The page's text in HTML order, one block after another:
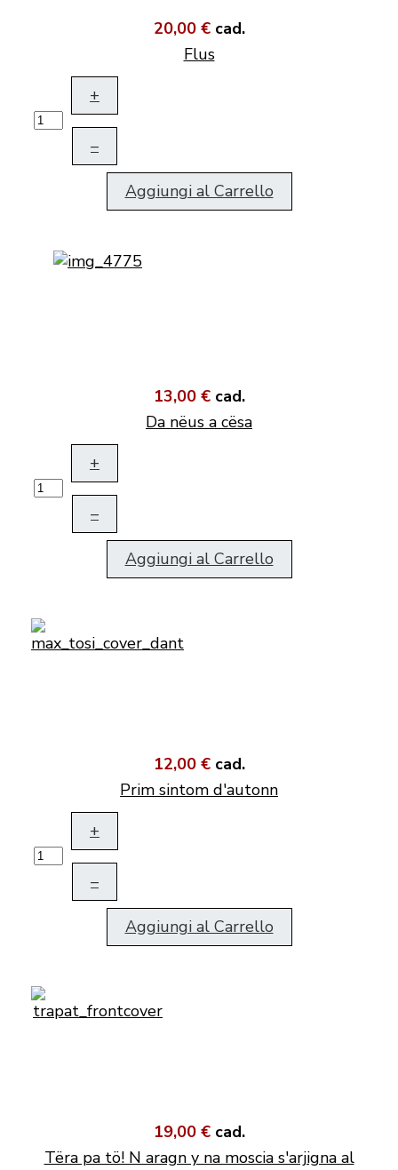
20,00 € cad.
Flus
+
–
Aggiungi al Carrello
13,00 € cad.
Da nëus a cësa
+
–
Aggiungi al Carrello
12,00 € cad.
Prim sintom d'autonn
+
–
Aggiungi al Carrello
19,00 € cad.
Tëra pa tö! N aragn y na moscia s'arjigna al